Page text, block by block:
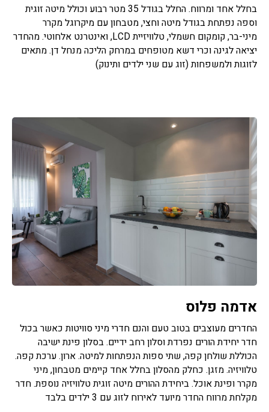
בחלל אחד ומרווח. החלל בגודל 35 מטר רבוע וכולל מיטה זוגית
וספה נפתחת בגודל מיטה וחצי, מטבחון עם מיקרוגל מקרר
מיני-בר, קומקום חשמלי, טלוויזיית LCD, ואינטרנט אלחוטי. מהחדר
יציאה לגינה וכרי דשא מטופחים במרחק הליכה מנחל דן. מתאים
לזוגות ולמשפחות (זוג עם שני ילדים ותינוק)
אדמה פלוס
החדרים מעוצבים בטוב טעם והנם חדרי מיני סוויטות כאשר בכול
חדר יחידת הורים נפרדת וסלון רחב ידיים. בסלון פינת ישיבה
הכוללת שולחן קפה, שתי ספות הנפתחות למיטה. ארון. ערכת קפה.
טלוויזיה. מזגן. כחלק מהסלון בחלל אחד קיימים מטבחון, מיני
מקרר ופינת אוכל. ביחידת ההורים מיטה זוגית טלוויזיה נוספת. חדר
מקלחת מרווח החדר מיועד לאירוח לזוג עם 3 ילדים בלבד